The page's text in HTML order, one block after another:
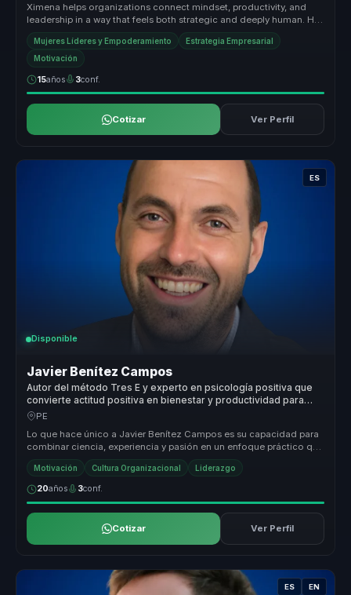
Ximena helps organizations connect mindset, productivity, and
leadership in a way that feels both strategic and deeply human. Her
session...
Mujeres Líderes y Empoderamiento Estrategia Empresarial
Motivación
15años 3conf.
Cotizar Ver Perfil
ES
Disponible
Javier Benítez Campos
Autor del método Tres E y experto en psicología positiva que
convierte actitud positiva en bienestar y productividad para
equipos.
PE
Lo que hace único a Javier Benítez Campos es su capacidad para
combinar ciencia, experiencia y pasión en un enfoque práctico que
transfor...
Motivación Cultura Organizacional Liderazgo
20años 3conf.
Cotizar Ver Perfil
ES EN